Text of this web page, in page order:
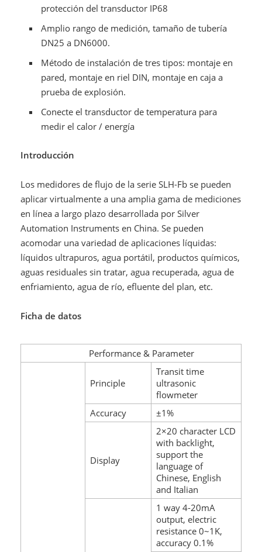
protección del transductor IP68
Amplio rango de medición, tamaño de tubería
DN25 a DN6000.
Método de instalación de tres tipos: montaje en
pared, montaje en riel DIN, montaje en caja a
prueba de explosión.
Conecte el transductor de temperatura para
medir el calor / energía
Introducción
Los medidores de flujo de la serie SLH-Fb se pueden
aplicar virtualmente a una amplia gama de mediciones
en línea a largo plazo desarrollada por Silver
Automation Instruments en China. Se pueden
acomodar una variedad de aplicaciones líquidas:
líquidos ultrapuros, agua portátil, productos químicos,
aguas residuales sin tratar, agua recuperada, agua de
enfriamiento, agua de río, efluente del plan, etc.
Ficha de datos
Performance & Parameter
Principle
Transit time
ultrasonic
flowmeter
Accuracy
±1%
Display
2×20 character LCD
with backlight,
support the
language of
Chinese, English
and Italian
1 way 4-20mA
output, electric
resistance 0~1K,
accuracy 0.1%